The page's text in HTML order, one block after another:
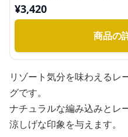
¥3,420
商品の
リゾート気分を味わえるレ
グです。
ナチュラルな編み込みとレ
涼しげな印象を与えます。